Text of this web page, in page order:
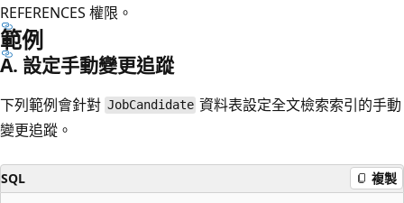
REFERENCES 權限。
範例
A. 設定手動變更追蹤
下列範例會針對 JobCandidate 資料表設定全文檢索索引的手動
變更追蹤。
SQL 複製